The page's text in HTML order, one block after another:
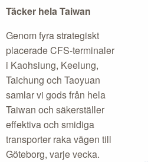
Täcker hela Taiwan
Genom fyra strategiskt
placerade CFS-terminaler
i Kaohsiung, Keelung,
Taichung och Taoyuan
samlar vi gods från hela
Taiwan och säkerställer
effektiva och smidiga
transporter raka vägen till
Göteborg, varje vecka.